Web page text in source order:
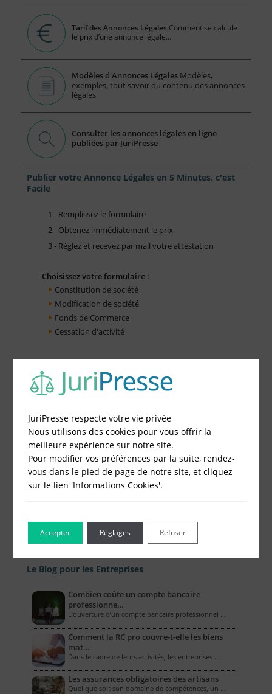
Tarif des Annonces Légales Comment se calcule
le prix d’une annonce légale...
Modèles d'Annonces Légales Modèles,
exemples, tout savoir du contenu des annonces
légales
Consulter les annonces légales en ligne
publiées par JuriPresse
Publier votre Annonce Légales en 5 Minutes, c'est
Facile
1 - Remplissez le formulaire
2 - Obtenez immédiatement le prix
3 - Réglez et recevez par mail votre attestation
Choisissez votre formulaire :
Constitution de société
Modification de société
Fonds de Commerce
Cessation d'activité
Le Blog pour les Entreprises
Combien coûte un compte bancaire
professionne…
L’ouverture d’un compte bancaire professionnel …
Comment la RC pro couvre-t-elle les biens
mat…
Dans le cadre de leurs activités, les entreprises …
Les assurances obligatoires des artisans
Quel que soit son domaine de compétences, un …
JuriPresse respecte votre vie privée
Nous utilisons des cookies pour vous offrir la
meilleure expérience sur notre site.
Pour modifier vos préférences par la suite, rendez-
vous dans le pied de page de notre site, et cliquez
sur le lien 'Informations Cookies'.
Accepter Refuser
Réglages